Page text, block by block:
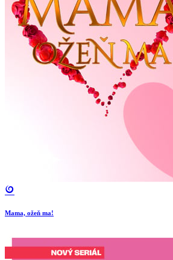
Mama, ožeň ma!